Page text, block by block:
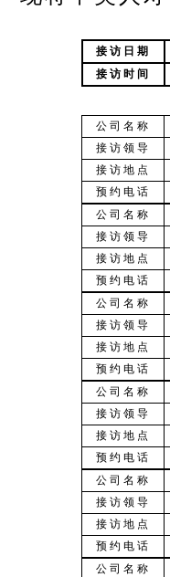
接访日期
接访时间
公司名称
接访领导
接访地点
预约电话
公司名称
接访领导
接访地点
预约电话
公司名称
接访领导
接访地点
预约电话
公司名称
接访领导
接访地点
预约电话
公司名称
接访领导
接访地点
预约电话
公司名称